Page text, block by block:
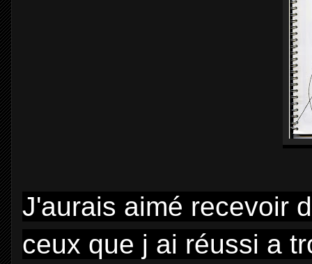
J'aurais aimé recevoir
ceux que j ai réussi a